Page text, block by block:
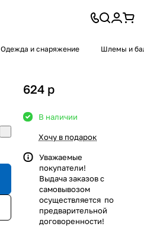
Одежда и снаряжение Шлемы и
624 p
В наличии
Хочу в подарок
Уважаемые
покупатели!
Выдача заказов с
самовывозом
осуществляется по
предварительной
договоренности!